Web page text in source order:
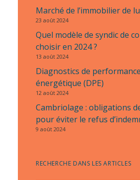
Marché de l’immobilier de
23 août 2024
Quel modèle de syndic de
choisir en 2024 ?
13 août 2024
Diagnostics de performance
énergétique (DPE)
12 août 2024
Cambriolage : obligations
pour éviter le refus
9 août 2024
RECHERCHE DANS LES ARTICLES